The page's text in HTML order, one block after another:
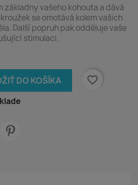
základny vašeho kohouta a dává
se omotává kolem vašich
Další popruh pak odděluje vaše
stimulaci.
DO KOŠÍKA
favorite_border